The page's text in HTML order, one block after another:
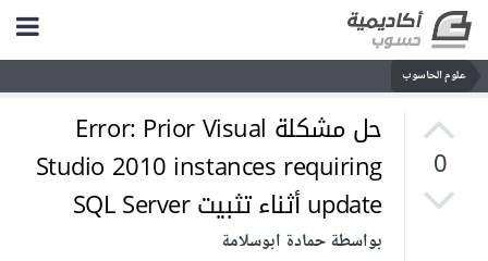
علوم الحاسوب
0
حل مشكلة Error: Prior Visual
Studio 2010 instances requiring
update أثناء تثبيت SQL Server
بواسطة حمادة ابوسلامة